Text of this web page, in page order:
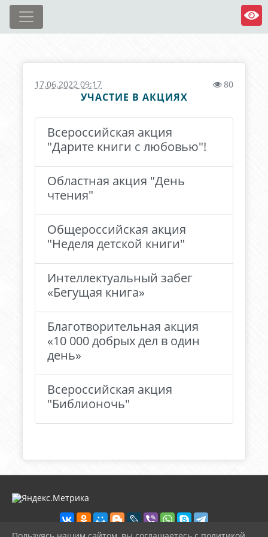
17.06.2022 09:17 80
УЧАСТИЕ В АКЦИЯХ
Всероссийская акция
"Дарите книги с любовью"!
Областная акция "День
чтения"
Общероссийская акция
"Неделя детской книги"
Интеллектуальный забег
«Бегущая книга»
Благотворительная акция
«10 000 добрых дел в один
день»
Всероссийская акция
"Библионочь"